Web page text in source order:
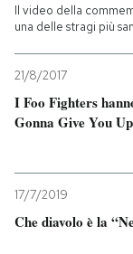
Il video della
una delle stragi più
21/8/2017
I Foo Fighters
Gonna Give You
17/7/2019
Che diavolo è la